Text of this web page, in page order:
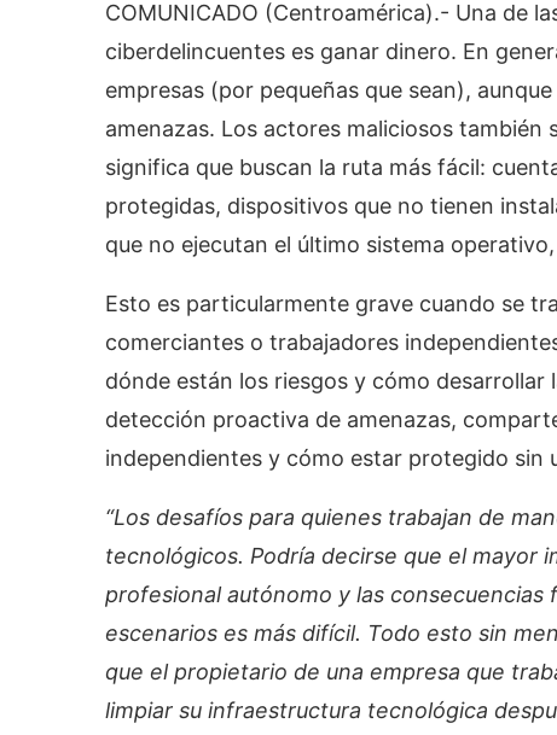
COMUNICADO (Centroamérica).- Una de
ciberdelincuentes es ganar dinero. En
empresas (por pequeñas que sean),
amenazas. Los actores maliciosos
significa que buscan la ruta más fácil:
protegidas, dispositivos que no tienen
que no ejecutan el último sistema
Esto es particularmente grave cuando se
comerciantes o trabajadores
dónde están los riesgos y cómo desarrollar
detección proactiva de amenazas,
independientes y cómo estar protegido sin
“Los desafíos para quienes trabajan de
tecnológicos. Podría decirse que el mayor
profesional autónomo y las consecuencias
escenarios es más difícil. Todo esto sin
que el propietario de una empresa que
limpiar su infraestructura tecnológica